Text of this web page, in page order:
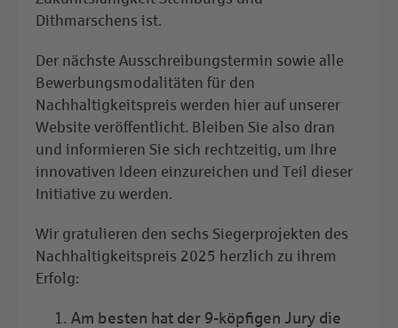
Dithmarschens ist.
Der nächste Ausschreibungstermin sowie alle
Bewerbungsmodalitäten für den
Nachhaltigkeitspreis werden hier auf unserer
Website veröffentlicht. Bleiben Sie also dran
und informieren Sie sich rechtzeitig, um Ihre
innovativen Ideen einzureichen und Teil dieser
Initiative zu werden.
Wir gratulieren den sechs Siegerprojekten des
Nachhaltigkeitspreis 2025 herzlich zu ihrem
Erfolg:
Am besten hat der 9-köpfigen Jury die